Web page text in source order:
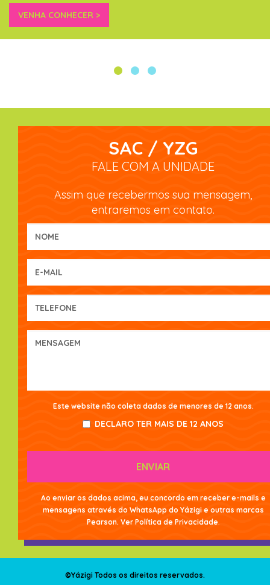
VENHA CONHECER >
SAC / YZG
FALE COM A UNIDADE
Assim que recebermos sua mensagem,
entraremos em contato.
Este website não coleta dados de menores de 12 anos.
DECLARO TER MAIS DE 12 ANOS
ENVIAR
Ao enviar os dados acima, eu concordo em receber e-mails e
mensagens através do WhatsApp do Yázigi e outras marcas
Pearson. Ver Política de Privacidade.
©Yázigi Todos os direitos reservados.